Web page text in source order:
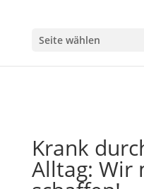
Seite wählen
Krank
Alltag: Wir